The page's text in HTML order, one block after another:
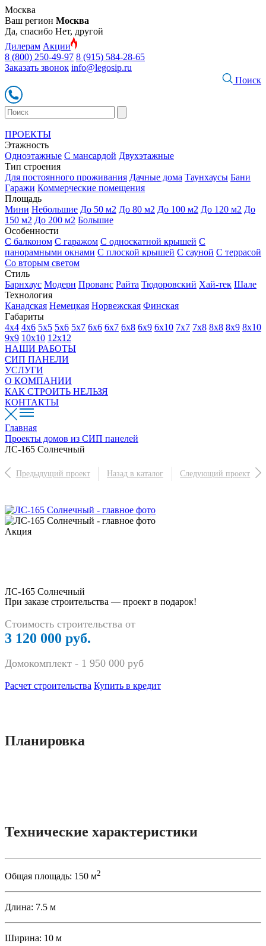
Москва
Ваш регион Москва
Да, спасибо Нет, другой
Дилерам Акции
8 (800) 250-49-97 8 (915) 584-28-65
Заказать звонок info@legosip.ru
Поиск
ПРОЕКТЫ
Этажность
Одноэтажные С мансардой Двухэтажные
Тип строения
Для постоянного проживания Дачные дома Таунхаусы Бани
Гаражи Коммерческие помещения
Площадь
Мини Небольшие До 50 м2 До 80 м2 До 100 м2 До 120 м2 До
150 м2 До 200 м2 Большие
Особенности
С балконом С гаражом С односкатной крышей С
панорамными окнами С плоской крышей С сауной С террасой
Со вторым светом
Стиль
Барнхаус Модерн Прованс Райта Тюдоровский Хай-тек Шале
Технология
Канадская Немецкая Норвежская Финская
Габариты
4х4 4х6 5х5 5х6 5х7 6х6 6х7 6х8 6х9 6х10 7х7 7х8 8х8 8х9 8х10
9х9 10х10 12х12
НАШИ РАБОТЫ
СИП ПАНЕЛИ
УСЛУГИ
О КОМПАНИИ
КАК СТРОИТЬ НЕЛЬЗЯ
КОНТАКТЫ
Главная
Проекты домов из СИП панелей
ЛС-165 Солнечный
Предыдущий проект Назад в каталог Следующий проект
Акция
ЛС-165 Солнечный
При заказе строительства — проект в подарок!
Стоимость строительства от
3 120 000 руб.
Домокомплект - 1 950 000 руб
Расчет строительства Купить в кредит
Планировка
Технические характеристики
Общая площадь: 150 м2
Длина: 7.5 м
Ширина: 10 м